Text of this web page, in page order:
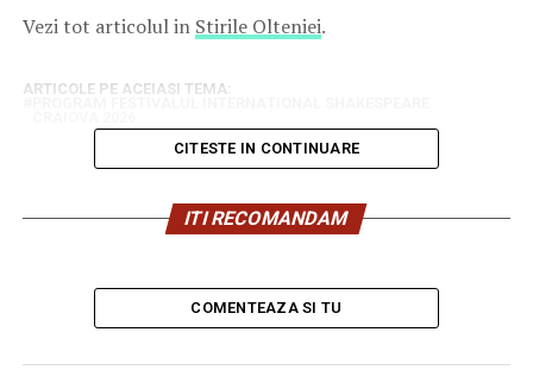
Vezi tot articolul in Stirile Olteniei.
ARTICOLE PE ACEIASI TEMA:
CITESTE IN CONTINUARE
ITI RECOMANDAM
COMENTEAZA SI TU